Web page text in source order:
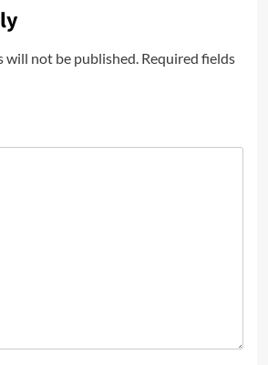
will not be published. Required fields